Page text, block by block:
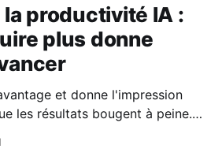
la productivité IA :
plus donne
et donne l'impression
les résultats bougent à peine.